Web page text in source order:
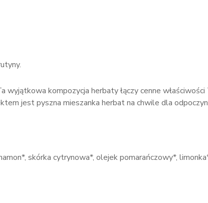
kompozycja herbaty łączy cenne
jest pyszna mieszanka herbat na chwile dla
skórka cytrynowa*, olejek pomarańczowy*,